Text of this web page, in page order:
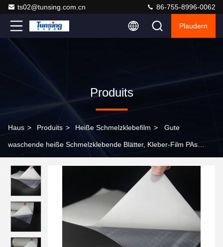
ts02@tunsing.com.cn 86-755-8996-0062
Plaudern
Produits
Haus > Produits > Heiße Schmelzklebefilm > Gute
waschende heiße Schmelzklebende Blätter, Kleber-Film PAs